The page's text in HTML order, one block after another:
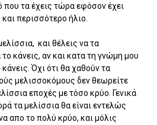
που τα έχεις τώρα εφόσον έχει
περισσότερο ήλιο.
και θέλεις να τα
κάνεις, αν και κατα τη γνώμη μου
Όχι ότι θα χαθούν τα
μελισσοκόμους δεν θεωρείτε
εποχές με τόσο κρύο. Γενικά
τα μελίσσια θα είναι εντελώς
απο το πολύ κρύο, και μόλις